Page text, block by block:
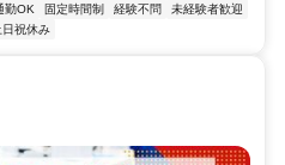
勤OK 固定時間制 経験不問
未経験者歓迎
日祝休み